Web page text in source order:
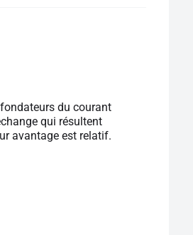
du courant
qui résultent
avantage est relatif.